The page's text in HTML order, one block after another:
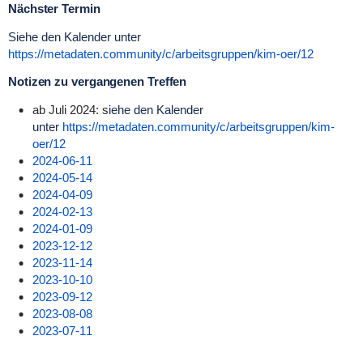
Nächster Termin
Siehe den Kalender unter
https://metadaten.community/c/arbeitsgruppen/kim-oer/12
Notizen zu vergangenen Treffen
ab Juli 2024: siehe den Kalender
unter https://metadaten.community/c/arbeitsgruppen/kim-
oer/12
2024-06-11
2024-05-14
2024-04-09
2024-02-13
2024-01-09
2023-12-12
2023-11-14
2023-10-10
2023-09-12
2023-08-08
2023-07-11